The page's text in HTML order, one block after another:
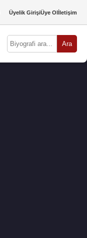
Üyelik GirişiÜye Olİletişim
Ara